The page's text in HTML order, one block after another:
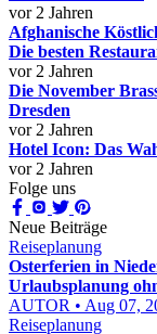
vor 2 Jahren
Afghanische
Die besten
vor 2 Jahren
Die November
Dresden
vor 2 Jahren
Hotel Icon: Das
vor 2 Jahren
Folge uns
Neue Beiträge
Reiseplanung
Osterferien in
Urlaubsplanung
AUTOR • Aug 07,
Reiseplanung